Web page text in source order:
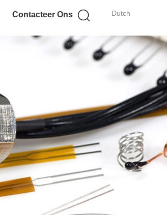
Dutch
Contacteer Ons